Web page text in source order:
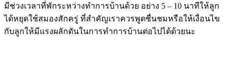
มีช่วงเวลาที่พักระหว่างทำการบ้านด้วย อย่าง 5 – 10 นาทีให้ลูก
ได้หยุดใช้สมองสักครู่ ที่สำคัญเราควรพูดชื่นชมหรือให้เงื่อนไข
กับลูกให้มีแรงผลักดันในการทำการบ้านต่อไปได้ด้วยนะ